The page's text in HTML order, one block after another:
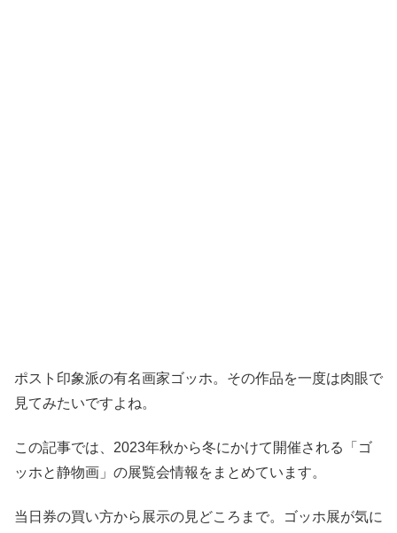
ポスト印象派の有名画家ゴッホ。その作品を一度は肉眼で
見てみたいですよね。
この記事では、2023年秋から冬にかけて開催される
「ゴ
ッホと静物画」の展覧会情報をまとめています。
当日券の買い方から展示の見どころまで。
ゴッホ展が気に